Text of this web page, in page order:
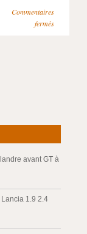
Commentaires
fermés
avant GT à
1.9 2.4